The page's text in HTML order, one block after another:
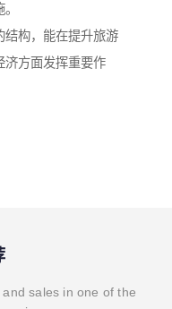
结构，能在提升旅游
济方面发挥重要作
sales in one of the